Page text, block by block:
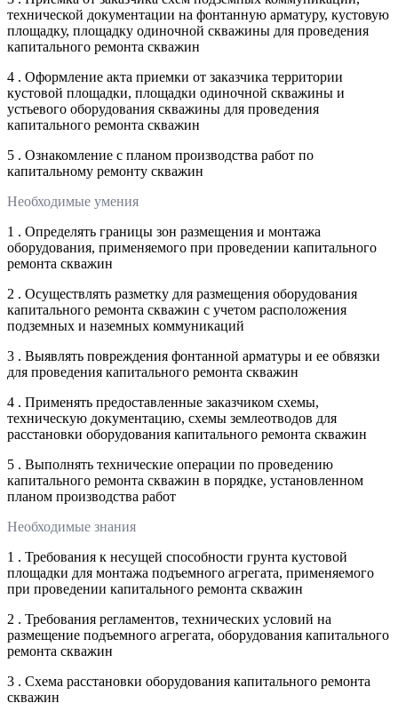
технической документации на фонтанную арматуру, кустовую
площадку, площадку одиночной скважины для проведения
капитального ремонта скважин
4 . Оформление акта приемки от заказчика территории
кустовой площадки, площадки одиночной скважины и
устьевого оборудования скважины для проведения
капитального ремонта скважин
5 . Ознакомление с планом производства работ по
капитальному ремонту скважин
Необходимые умения
1 . Определять границы зон размещения и монтажа
оборудования, применяемого при проведении капитального
ремонта скважин
2 . Осуществлять разметку для размещения оборудования
капитального ремонта скважин с учетом расположения
подземных и наземных коммуникаций
3 . Выявлять повреждения фонтанной арматуры и ее обвязки
для проведения капитального ремонта скважин
4 . Применять предоставленные заказчиком схемы,
техническую документацию, схемы землеотводов для
расстановки оборудования капитального ремонта скважин
5 . Выполнять технические операции по проведению
капитального ремонта скважин в порядке, установленном
планом производства работ
Необходимые знания
1 . Требования к несущей способности грунта кустовой
площадки для монтажа подъемного агрегата, применяемого
при проведении капитального ремонта скважин
2 . Требования регламентов, технических условий на
размещение подъемного агрегата, оборудования капитального
ремонта скважин
3 . Схема расстановки оборудования капитального ремонта
скважин